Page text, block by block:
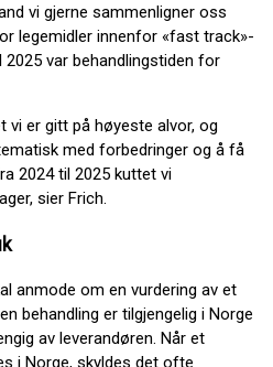
vi gjerne sammenligner oss
legemidler innenfor «fast track»-
2025 var behandlingstiden for
er gitt på høyeste alvor, og
med forbedringer og å få
2024 til 2025 kuttet vi
sier Frich.
anmode om en vurdering av et
behandling er tilgjengelig i Norge
av leverandøren. Når et
i Norge, skyldes det ofte